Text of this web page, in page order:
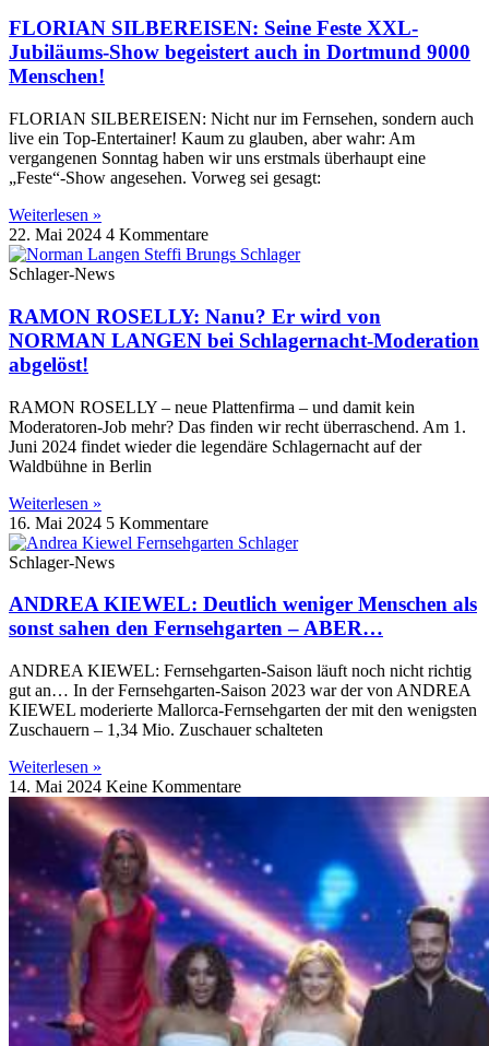
FLORIAN SILBEREISEN: Seine Feste XXL-
Jubiläums-Show begeistert auch in Dortmund 9000
Menschen!
FLORIAN SILBEREISEN: Nicht nur im Fernsehen, sondern auch
live ein Top-Entertainer! Kaum zu glauben, aber wahr: Am
vergangenen Sonntag haben wir uns erstmals überhaupt eine
„Feste“-Show angesehen. Vorweg sei gesagt:
Weiterlesen »
22. Mai 2024 4 Kommentare
Schlager-News
RAMON ROSELLY: Nanu? Er wird von
NORMAN LANGEN bei Schlagernacht-Moderation
abgelöst!
RAMON ROSELLY – neue Plattenfirma – und damit kein
Moderatoren-Job mehr? Das finden wir recht überraschend. Am 1.
Juni 2024 findet wieder die legendäre Schlagernacht auf der
Waldbühne in Berlin
Weiterlesen »
16. Mai 2024 5 Kommentare
Schlager-News
ANDREA KIEWEL: Deutlich weniger Menschen als
sonst sahen den Fernsehgarten – ABER…
ANDREA KIEWEL: Fernsehgarten-Saison läuft noch nicht richtig
gut an… In der Fernsehgarten-Saison 2023 war der von ANDREA
KIEWEL moderierte Mallorca-Fernsehgarten der mit den wenigsten
Zuschauern – 1,34 Mio. Zuschauer schalteten
Weiterlesen »
14. Mai 2024 Keine Kommentare